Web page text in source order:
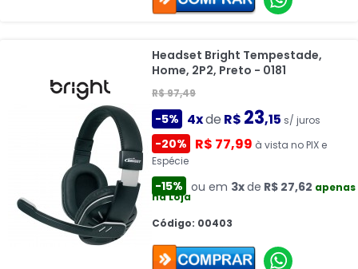
Headset Bright Tempestade,
Home, 2P2, Preto - 0181
R$ 97,49
-5% 4xde R$ 23,15 s/ juros
-20% R$ 77,99 à vista no PIX e
Espécie
-15% ou em 3xde R$ 27,62 apenas
na Loja
Código: 00403